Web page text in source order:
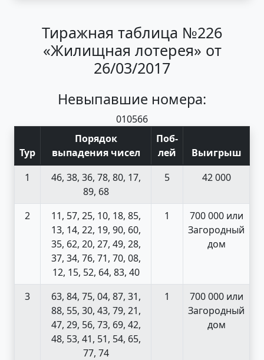
Тиражная таблица №226
«Жилищная лотерея» от
26/03/2017
Невыпавшие номера:
010566
Тур
Порядок
выпадения чисел
Поб-
лей
Выигрыш
1
46, 38, 36, 78, 80, 17,
89, 68
5 42 000
2
11, 57, 25, 10, 18, 85,
13, 14, 22, 19, 90, 60,
35, 62, 20, 27, 49, 28,
37, 34, 76, 71, 70, 08,
12, 15, 52, 64, 83, 40
1
700 000 или
Загородный
дом
3
63, 84, 75, 04, 87, 31,
88, 55, 30, 43, 79, 21,
47, 29, 56, 73, 69, 42,
48, 53, 41, 51, 54, 65,
77, 74
1
700 000 или
Загородный
дом